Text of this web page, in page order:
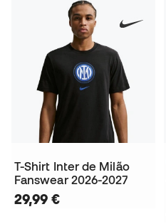
T-Shirt Inter de Milão
Fanswear 2026-2027
29,99 €